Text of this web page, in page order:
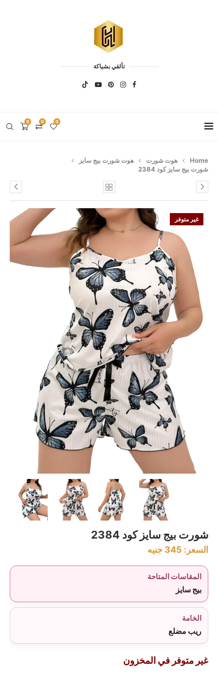
تألقي بشياكة
0 0 0
Home هوت شورت
هوت شورت بيج سايز
شورت بيج سايز كود 2384
غير متوفر
شورت بيج سايز كود 2384
السعر: 345 جنيه
المقاسات المتاحة
بيج سايز
الخامة
ريب مضلع
غير متوفر في المخزون